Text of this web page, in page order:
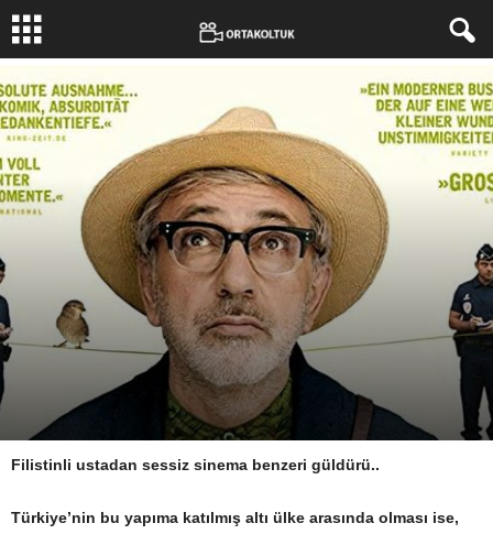
Yazar: ATİLLA DORSAY - 22 Şubat 2020 3351 0
Filistinli ustadan sessiz sinema benzeri güldürü..
Türkiye’nin bu yapıma katılmış altı ülke arasında olması ise,